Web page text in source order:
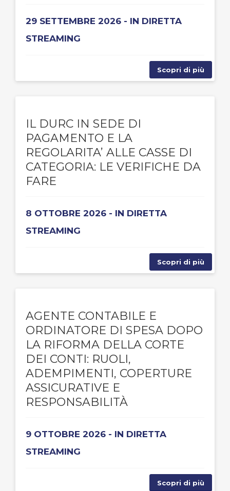
29 SETTEMBRE 2026 - IN DIRETTA
STREAMING
Scopri di più
IL DURC IN SEDE DI
PAGAMENTO E LA
REGOLARITA’ ALLE CASSE DI
CATEGORIA: LE VERIFICHE DA
FARE
8 OTTOBRE 2026 - IN DIRETTA
STREAMING
Scopri di più
AGENTE CONTABILE E
ORDINATORE DI SPESA DOPO
LA RIFORMA DELLA CORTE
DEI CONTI: RUOLI,
ADEMPIMENTI, COPERTURE
ASSICURATIVE E
RESPONSABILITÀ
9 OTTOBRE 2026 - IN DIRETTA
STREAMING
Scopri di più